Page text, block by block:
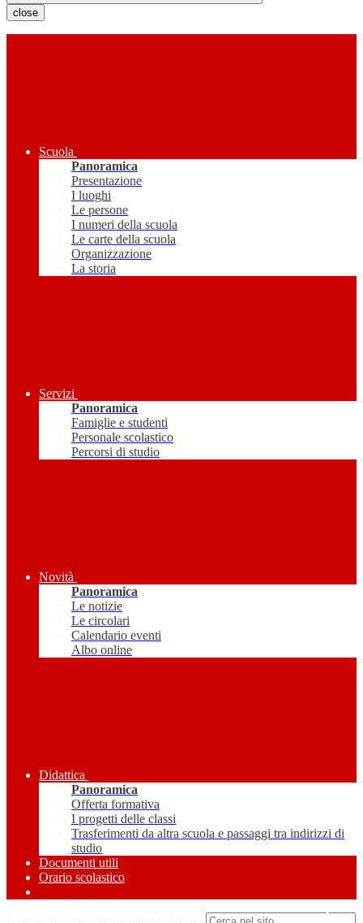
close
Scuola
Panoramica
Presentazione
I luoghi
Le persone
I numeri della scuola
Le carte della scuola
Organizzazione
La storia
Servizi
Panoramica
Famiglie e studenti
Personale scolastico
Percorsi di studio
Novità
Panoramica
Le notizie
Le circolari
Calendario eventi
Albo online
Didattica
Panoramica
Offerta formativa
I progetti delle classi
Trasferimenti da altra scuola e passaggi tra indirizzi di
studio
Documenti utili
Orario scolastico